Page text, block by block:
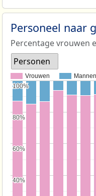
Personeel naar
Percentage vrouwen
Personen
Vrouwen Mannen
40%
40%
60%
60%
80%
80%
100%
100%